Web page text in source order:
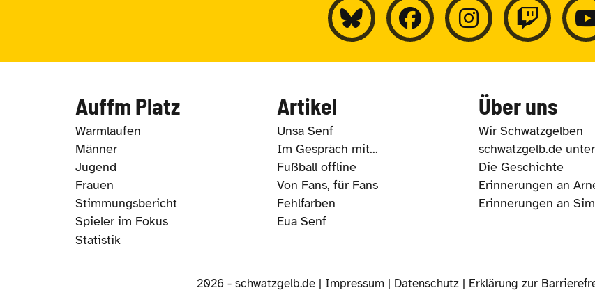
Auffm Platz
Warmlaufen
Männer
Jugend
Frauen
Stimmungsbericht
Spieler im Fokus
Statistik
Artikel
Unsa Senf
Im Gespräch mit...
Fußball offline
Von Fans, für Fans
Fehlfarben
Eua Senf
Über uns
Wir Schwatzgelben
schwatzgelb.de
Die Geschichte
Erinnerungen an
Erinnerungen an
2026 - schwatzgelb.de | Impressum| Datenschutz| Erklärung zur